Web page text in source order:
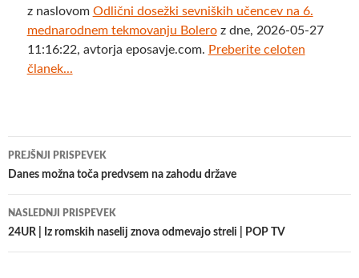
z naslovom Odlični dosežki sevniških učencev na 6.
mednarodnem tekmovanju Boleroz dne, 2026-05-27
11:16:22, avtorja eposavje.com. Preberite celoten
članek...
Krmarjenje
po
prispevkih
PREJŠNJI PRISPEVEK
Danes možna toča predvsem na zahodu države
NASLEDNJI PRISPEVEK
24UR | Iz romskih naselij znova odmevajo streli | POP TV